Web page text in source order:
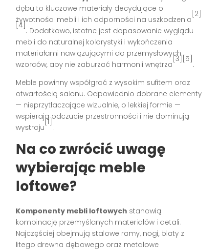
dębu to kluczowe materiały decydujące o
żywotności mebli i ich odporności na uszkodzenia
[2]
[4]
. Dodatkowo, istotne jest dopasowanie wyglądu
mebli do naturalnej kolorystyki i wykończenia
materiałami nawiązującymi do przemysłowych
wzorców, aby nie zaburzać harmonii wnętrza
[3][5]
.
Meble powinny współgrać z wysokim sufitem oraz
otwartością salonu. Odpowiednio dobrane elementy
— nieprzytłaczające wizualnie, o lekkiej formie —
wspierają odczucie przestronności i nie dominują
wystroju
[1]
.
Na co zwrócić uwagę
wybierając meble
loftowe?
Komponenty mebli loftowych stanowią
kombinację przemyślanych materiałów i detali.
Najczęściej obejmują stalowe ramy, nogi, blaty z
litego drewna dębowego oraz metalowe